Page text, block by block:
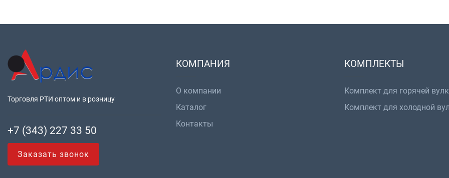
Торговля РТИ оптом и в розницу
+7 (343) 227 33 50
Заказать звонок
КОМПАНИЯ
О компании
Каталог
Контакты
КОМПЛЕКТЫ
Комплект для горячей
Комплект для холодной